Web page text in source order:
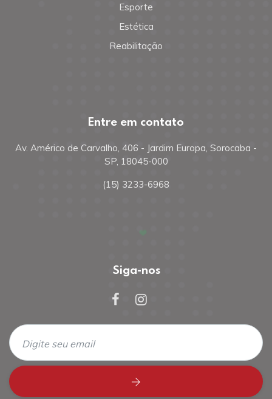
Esporte
Estética
Reabilitação
Entre em contato
Av. Américo de Carvalho, 406 - Jardim Europa, Sorocaba -
SP, 18045-000
(15) 3233-6968
Siga-nos